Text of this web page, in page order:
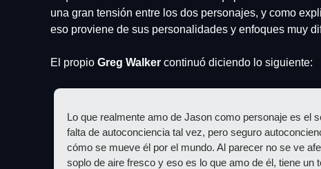
una gran tensión entre los dos personajes, y como
eso proviene de sus personalidades y enfoques muy
El propio Greg Walker continuó diciendo lo siguiente:
Lo que realmente amo de Jason como personaje es el
falta de autoconciencia tal vez, pero seguro
cómo se mueve él por el mundo. Al parecer no se ve
soplo de aire fresco y eso es lo que amo de él, tiene un